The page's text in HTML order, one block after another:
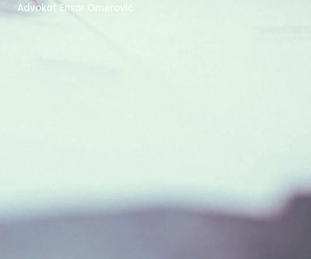
Advokat Ensar Omerović